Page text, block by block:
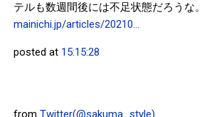
テルも数週間後には不足状態だろう
mainichi.jp/articles/20210…
posted at 15:15:28
from Twitter(@sakuma_style)